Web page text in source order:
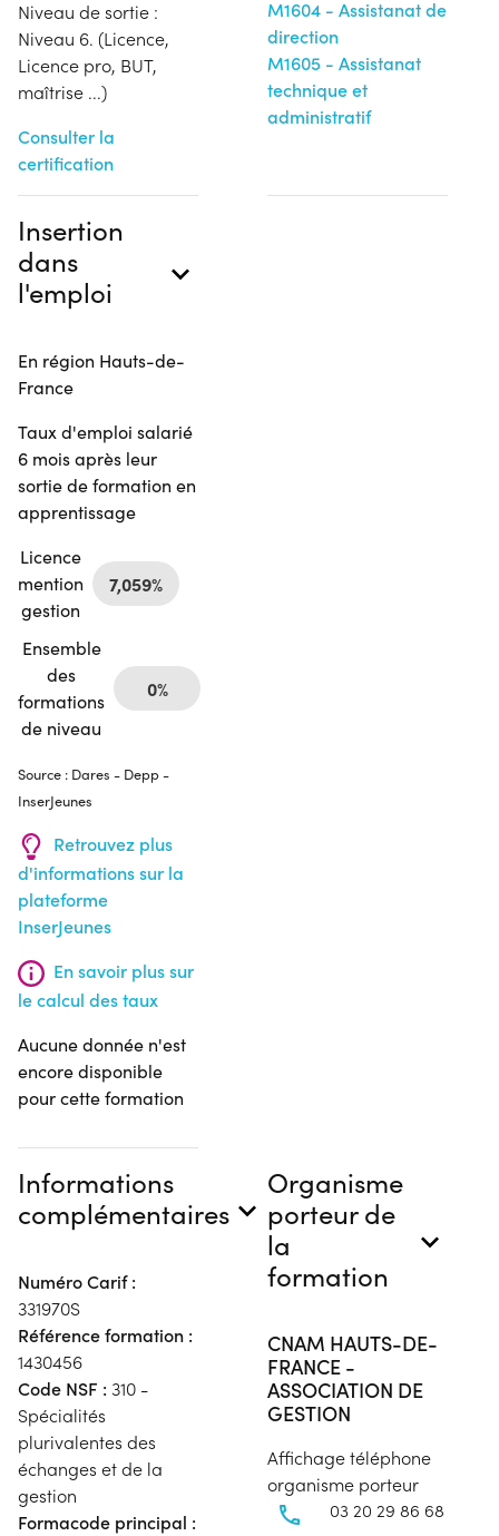
Niveau de sortie :
Niveau 6. (Licence,
Licence pro, BUT,
maîtrise ...)
Consulter la
certification
M1604 - Assistanat de
direction
M1605 - Assistanat
technique et
administratif
Insertion
dans
l'emploi
En région Hauts-de-
France
Taux d'emploi salarié
6 mois après leur
sortie de formation en
apprentissage
Licence
mention
gestion
7,059%
Ensemble
des
formations
de niveau
0%
Source : Dares - Depp -
InserJeunes
Retrouvez plus
d'informations sur la
plateforme
InserJeunes
En savoir plus sur
le calcul des taux
Aucune donnée n'est
encore disponible
pour cette formation
Informations
complémentaires
Numéro Carif :
331970S
Référence formation :
1430456
Code NSF : 310 -
Spécialités
plurivalentes des
échanges et de la
gestion
Formacode principal :
Organisme
porteur de
la
formation
CNAM HAUTS-DE-
FRANCE -
ASSOCIATION DE
GESTION
Affichage téléphone
organisme porteur
03 20 29 86 68